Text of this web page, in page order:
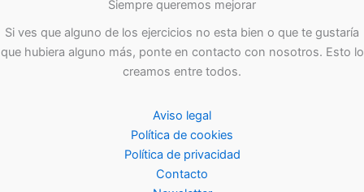
Siempre queremos mejorar
Si ves que alguno de los ejercicios no esta bien o que te gustaría
que hubiera alguno más, ponte en contacto con nosotros. Esto lo
creamos entre todos.
Aviso legal
Política de cookies
Política de privacidad
Contacto